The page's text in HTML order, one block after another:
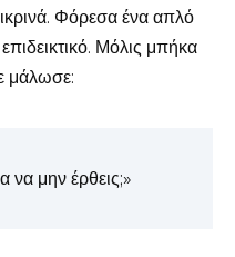
Φόρεσα ένα απλό
Μόλις μπήκα
μάλωσε:
να μην έρθεις;»